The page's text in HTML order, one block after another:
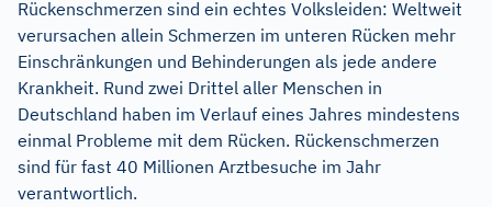
Rückenschmerzen sind ein echtes Volksleiden: Weltweit
verursachen allein Schmerzen im unteren Rücken mehr
Einschränkungen und Behinderungen als jede andere
Krankheit. Rund zwei Drittel aller Menschen in
Deutschland haben im Verlauf eines Jahres mindestens
einmal Probleme mit dem Rücken. Rückenschmerzen
sind für fast 40 Millionen Arztbesuche im Jahr
verantwortlich.